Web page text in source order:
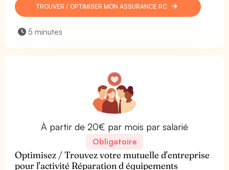
TROUVER / OPTIMISER MON ASSURANCE RC
5 minutes
À partir de 20€ par mois par salarié
Obligatoire
Optimisez / Trouvez votre mutuelle d'entreprise
pour l'activité Réparation d équipements